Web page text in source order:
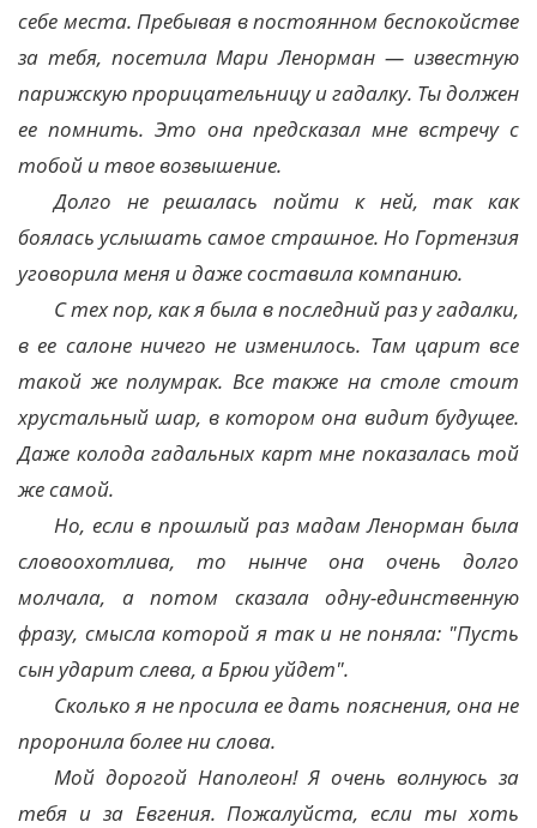
себе места. Пребывая в постоянном беспокойстве
за тебя, посетила Мари Ленорман — известную
парижскую прорицательницу и гадалку. Ты должен
ее помнить. Это она предсказал мне встречу с
тобой и твое возвышение.
Долго не решалась пойти к ней, так как
боялась услышать самое страшное. Но Гортензия
уговорила меня и даже составила компанию.
С тех пор, как я была в последний раз у гадалки,
в ее салоне ничего не изменилось. Там царит все
такой же полумрак. Все также на столе стоит
хрустальный шар, в котором она видит будущее.
Даже колода гадальных карт мне показалась той
же самой.
Но, если в прошлый раз мадам Ленорман была
словоохотлива, то нынче она очень долго
молчала, а потом сказала одну-единственную
фразу, смысла которой я так и не поняла: "Пусть
сын ударит слева, а Брюи уйдет".
Сколько я не просила ее дать пояснения, она не
проронила более ни слова.
Мой дорогой Наполеон! Я очень волнуюсь за
тебя и за Евгения. Пожалуйста, если ты хоть